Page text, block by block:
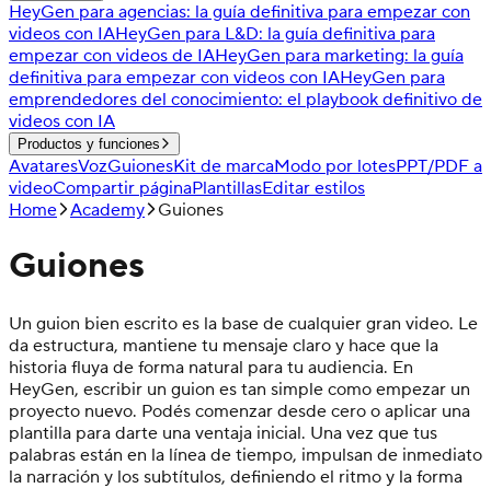
HeyGen para agencias: la guía definitiva para empezar con
videos con IAHeyGen para L&D: la guía definitiva para
empezar con videos de IAHeyGen para marketing: la guía
definitiva para empezar con videos con IAHeyGen para
emprendedores del conocimiento: el playbook definitivo de
videos con IA
Productos y funciones
AvataresVozGuionesKit de marcaModo por lotesPPT/PDF a
videoCompartir páginaPlantillasEditar estilos
Home Academy Guiones
Guiones
Un guion bien escrito es la base de cualquier gran video. Le
da estructura, mantiene tu mensaje claro y hace que la
historia fluya de forma natural para tu audiencia. En
HeyGen, escribir un guion es tan simple como empezar un
proyecto nuevo. Podés comenzar desde cero o aplicar una
plantilla para darte una ventaja inicial. Una vez que tus
palabras están en la línea de tiempo, impulsan de inmediato
la narración y los subtítulos, definiendo el ritmo y la forma